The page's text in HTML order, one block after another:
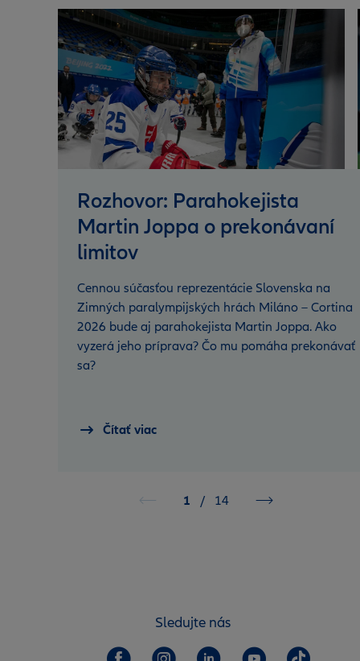
Rozhovor: Parahokejista
Martin Joppa o prekonávaní
limitov
Cennou súčasťou reprezentácie Slovenska na
Zimných paralympijských hrách Miláno – Cortina
2026 bude aj parahokejista Martin Joppa. Ako
vyzerá jeho príprava? Čo mu pomáha prekonávať
sa?
Čítať viac
1 / 14
Sledujte nás